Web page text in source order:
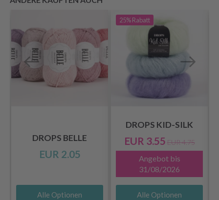
DROPS BELLE
EUR 2.05
Alle Optionen
25%Rabatt
DROPS KID-SILK
EUR 3.55 EUR 4.75
Angebot bis
31/08/2026
Alle Optionen